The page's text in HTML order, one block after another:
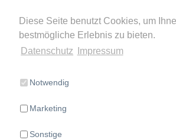
Diese Seite benutzt Cookies, um
bestmögliche Erlebnis zu bieten.
Datenschutz
Impressum
Notwendig
Marketing
Sonstige
Widerrufsbelehrung